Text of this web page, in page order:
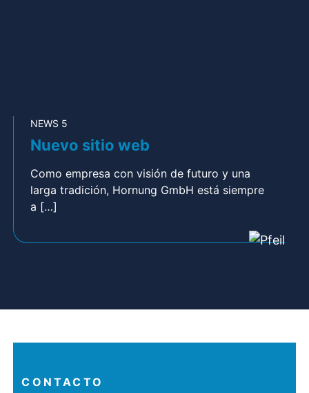
NEWS 5
Nuevo sitio web
Como empresa con visión de futuro y una
larga tradición, Hornung GmbH está siempre
a […]
CONTACTO